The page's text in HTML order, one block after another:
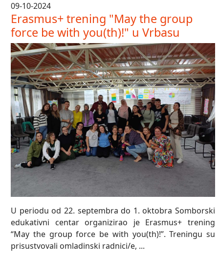
09-10-2024
Erasmus+ trening "May the group
force be with you(th)!" u Vrbasu
U periodu od 22. septembra do 1. oktobra Somborski
edukativni centar organizirao je Erasmus+ trening
“May the group force be with you(th)!”. Treningu su
prisustvovali omladinski radnici/e, ...